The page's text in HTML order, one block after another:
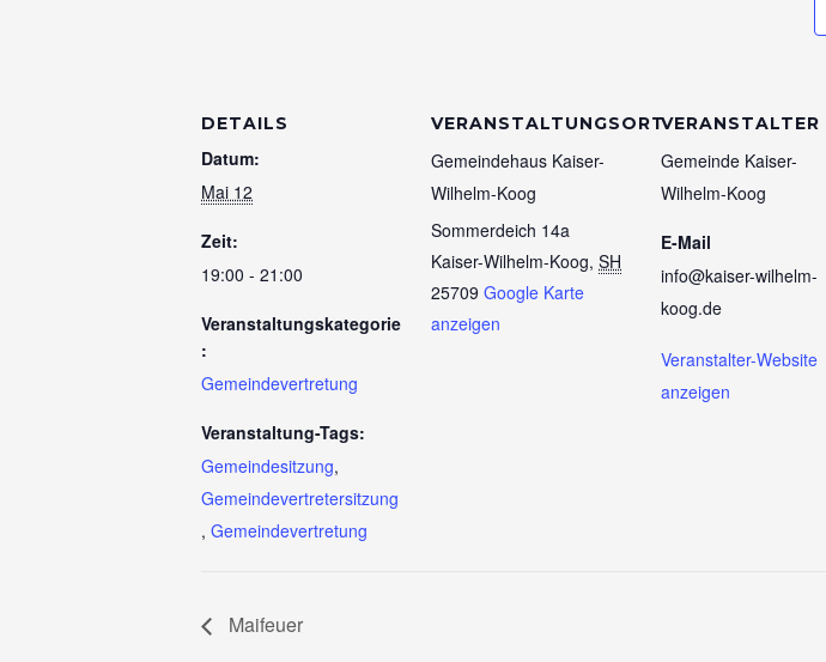
DETAILS
Datum:
Mai 12
Zeit:
19:00 - 21:00
Veranstaltungskategorie
:
Gemeindevertretung
Veranstaltung-Tags:
Gemeindesitzung,
Gemeindevertretersitzung
, Gemeindevertretung
VERANSTALTUNGSORT
Gemeindehaus Kaiser-
Wilhelm-Koog
Sommerdeich 14a
Kaiser-Wilhelm-Koog, SH
25709 Google Karte
anzeigen
VERANSTALTER
Gemeinde Kaiser-
Wilhelm-Koog
E-Mail
info@kaiser-wilhelm-
koog.de
Veranstalter-Website
anzeigen
Maifeuer